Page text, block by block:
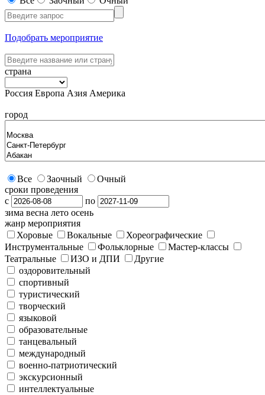
Подобрать мероприятие
страна
Россия Европа Азия Америка
город
Все Заочный
Очный
сроки проведения
с
по
зима весна лето осень
жанр мероприятия
Хоровые
Вокальные
Хореографические
Инструментальные
Фольклорные
Мастер-классы
Театральные
ИЗО и ДПИ
Другие
оздоровительный
спортивный
туристический
творческий
языковой
образовательные
танцевальный
международный
военно-патриотический
экскурсионный
интеллектуальные